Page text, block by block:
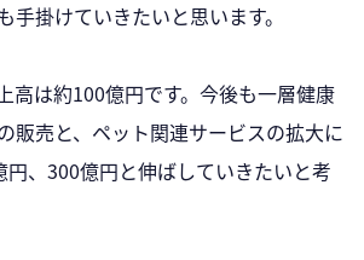
手掛けていきたいと思います。
高は約100億円です。今後も一層健康
販売と、ペット関連サービスの拡大に
円、300億円と伸ばしていきたいと考